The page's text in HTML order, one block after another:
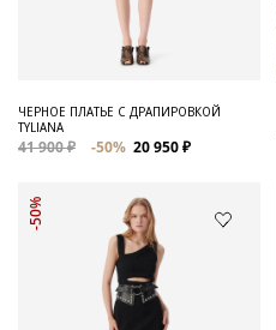
ЧЕРНОЕ ПЛАТЬЕ С ДРАПИРОВКОЙ
TYLIANA
41 900 ₽ -50% 20 950 ₽
-50%